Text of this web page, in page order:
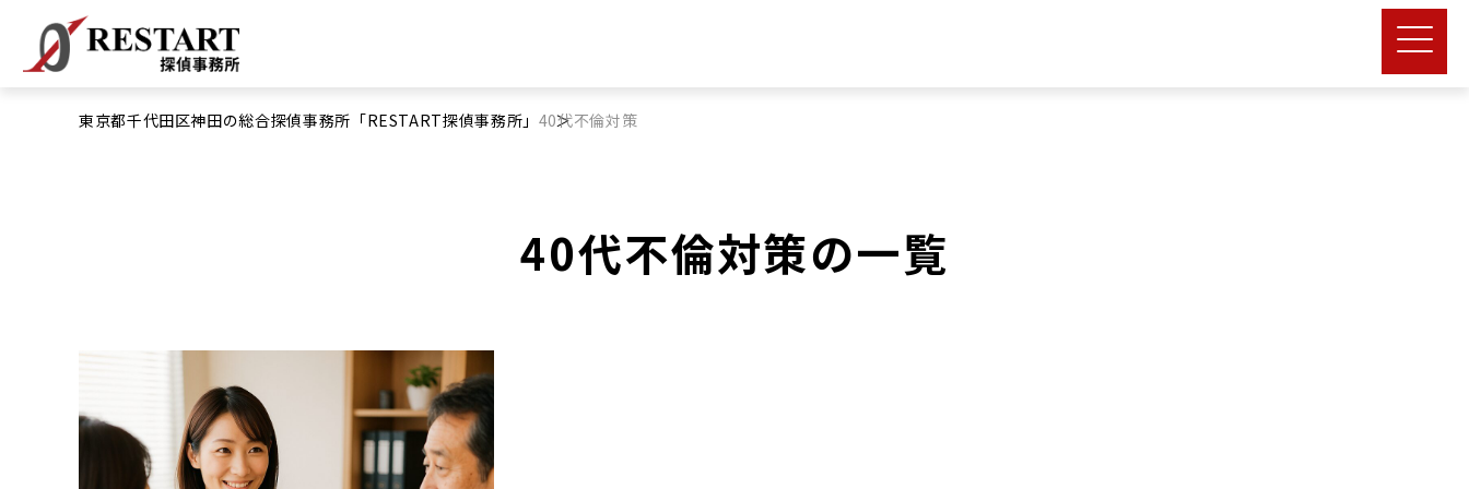
東京都千代田区神田の総合探偵事務所「RESTART探偵事務所」 40代不倫対策
40代不倫対策の一覧